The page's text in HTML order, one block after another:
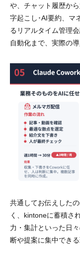
や、チャット履歴か
字起こし･AI要約、マ
るリアルタイム管理
自動化まで、実際の
共通してお伝えした
く、kintoneに蓄積さ
力・集計といった日
断や提案に集中でき